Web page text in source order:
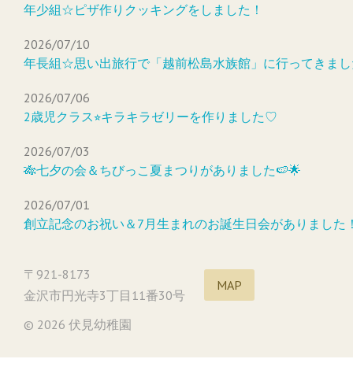
年少組☆ピザ作りクッキングをしました！
2026/07/10
年長組☆思い出旅行で「越前松島水族館」に行ってきま
2026/07/06
2歳児クラス⭐︎キラキラゼリーを作りました♡
2026/07/03
🎋七夕の会＆ちびっこ夏まつりがありました🍉🌟
2026/07/01
創立記念のお祝い＆7月生まれのお誕生日会がありました
〒921-8173
金沢市円光寺3丁目11番30号
MAP
© 2026 伏見幼稚園